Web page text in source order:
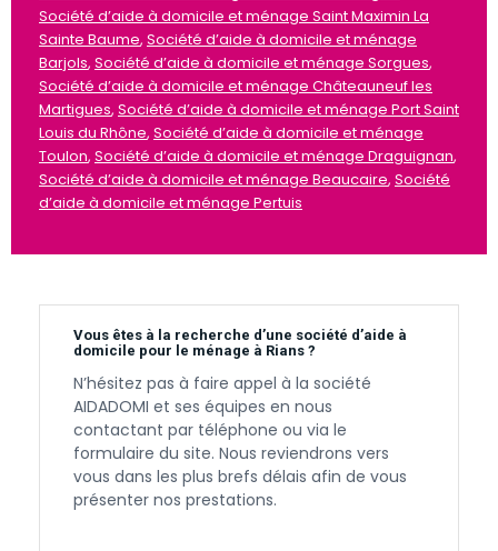
Société d’aide à domicile et ménage Saint Maximin La
Sainte Baume, Société d’aide à domicile et ménage
Barjols, Société d’aide à domicile et ménage Sorgues,
Société d’aide à domicile et ménage Châteauneuf les
Martigues, Société d’aide à domicile et ménage Port Saint
Louis du Rhône, Société d’aide à domicile et ménage
Toulon, Société d’aide à domicile et ménage Draguignan,
Société d’aide à domicile et ménage Beaucaire, Société
d’aide à domicile et ménage Pertuis
Vous êtes à la recherche d’une société d’aide à
domicile pour le ménage à Rians ?
N’hésitez pas à faire appel à la société
AIDADOMI et ses équipes en nous
contactant par téléphone ou via le
formulaire du site. Nous reviendrons vers
vous dans les plus brefs délais afin de vous
présenter nos prestations.